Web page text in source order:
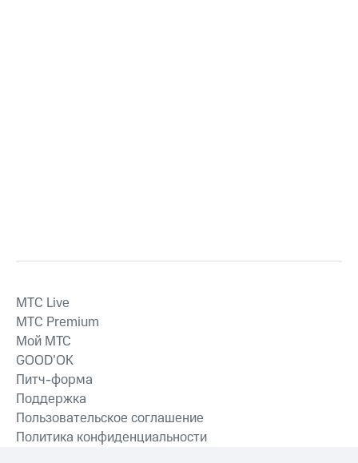
MTС Live
MTС Premium
Мой МТС
GOOD’OK
Питч-форма
Поддержка
Пользовательское соглашение
Политика конфиденциальности